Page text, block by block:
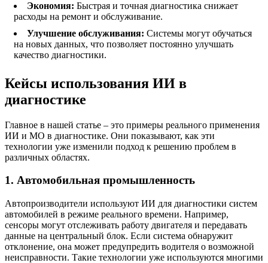
Экономия: Быстрая и точная диагностика снижает
расходы на ремонт и обслуживание.
Улучшение обслуживания: Системы могут обучаться
на новых данных, что позволяет постоянно улучшать
качество диагностики.
Кейсы использования ИИ в
диагностике
Главное в нашей статье – это примеры реального применения
ИИ и МО в диагностике. Они показывают, как эти
технологии уже изменили подход к решению проблем в
различных областях.
1. Автомобильная промышленность
Автопроизводители используют ИИ для диагностики систем
автомобилей в режиме реального времени. Например,
сенсоры могут отслеживать работу двигателя и передавать
данные на центральный блок. Если система обнаружит
отклонение, она может предупредить водителя о возможной
неисправности. Такие технологии уже используются многими